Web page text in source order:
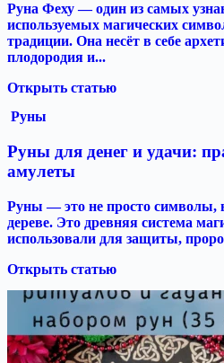
Руна Феху — один из самых
используемых магических
традиции. Она несёт в себе
плодородия и...
Открыть статью
Руны
Руны для денег и удачи:
амулеты
Руны — это не просто символы,
дереве. Это древняя система
использовали для защиты,
Открыть статью